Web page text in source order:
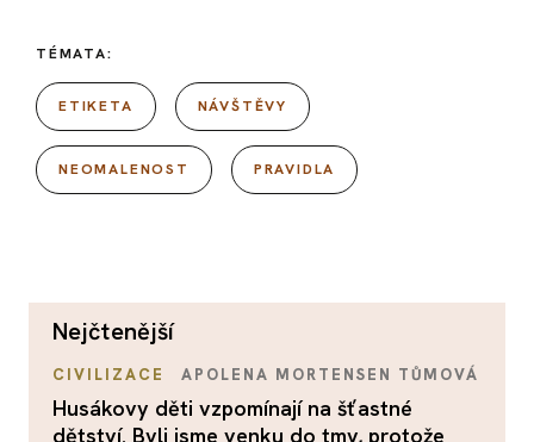
TÉMATA:
ETIKETA NÁVŠTĚVY
NEOMALENOST PRAVIDLA
nejčtenější
CIVILIZACE APOLENA MORTENSEN TŮMOVÁ
Husákovy děti vzpomínají na šťastné
dětství. Byli jsme venku do tmy, protože